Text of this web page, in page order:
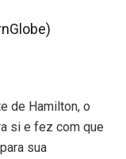
de Hamilton, o
si e fez com que
sua